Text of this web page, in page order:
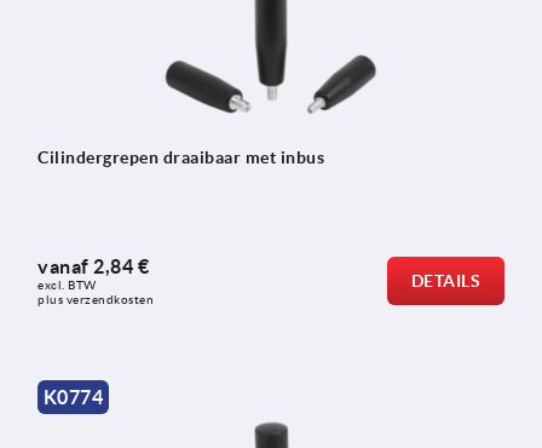
Cilindergrepen draaibaar met inbus
vanaf 2,84 €
excl. BTW
plus verzendkosten
DETAILS
K0774